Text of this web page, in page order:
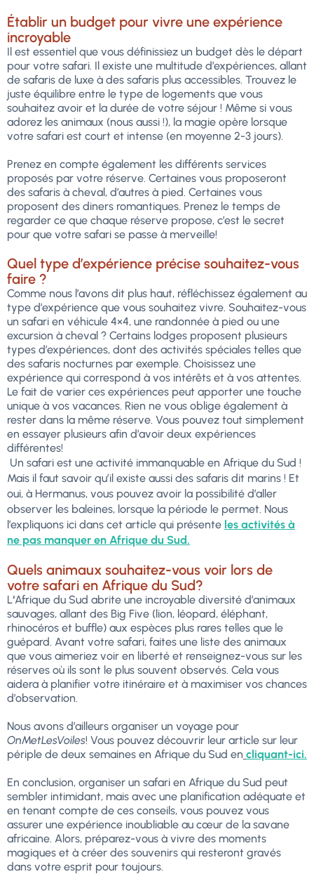
Établir un budget pour vivre une expérience
incroyable
Il est essentiel que vous définissiez un budget dès le départ
pour votre safari. Il existe une multitude d’expériences, allant
de safaris de luxe à des safaris plus accessibles. Trouvez le
juste équilibre entre le type de logements que vous
souhaitez avoir et la durée de votre séjour ! Même si vous
adorez les animaux (nous aussi !), la magie opère lorsque
votre safari est court et intense (en moyenne 2-3 jours).
Prenez en compte également les différents services
proposés par votre réserve. Certaines vous proposeront
des safaris à cheval, d’autres à pied. Certaines vous
proposent des diners romantiques. Prenez le temps de
regarder ce que chaque réserve propose, c’est le secret
pour que votre safari se passe à merveille!
Quel type d’expérience précise souhaitez-vous
faire ?
Comme nous l’avons dit plus haut, réfléchissez également au
type d’expérience que vous souhaitez vivre. Souhaitez-vous
un safari en véhicule 4×4, une randonnée à pied ou une
excursion à cheval ? Certains lodges proposent plusieurs
types d’expériences, dont des activités spéciales telles que
des safaris nocturnes par exemple. Choisissez une
expérience qui correspond à vos intérêts et à vos attentes.
Le fait de varier ces expériences peut apporter une touche
unique à vos vacances. Rien ne vous oblige également à
rester dans la même réserve. Vous pouvez tout simplement
en essayer plusieurs afin d’avoir deux expériences
différentes!
Un safari est une activité immanquable en Afrique du Sud !
Mais il faut savoir qu’il existe aussi des safaris dit marins ! Et
oui, à Hermanus, vous pouvez avoir la possibilité d’aller
observer les baleines, lorsque la période le permet. Nous
l’expliquons ici dans cet article qui présente les activités à
ne pas manquer en Afrique du Sud.
Quels animaux souhaitez-vous voir lors de
votre safari en Afrique du Sud?
L‘Afrique du Sud abrite une incroyable diversité d’animaux
sauvages, allant des Big Five (lion, léopard, éléphant,
rhinocéros et buffle) aux espèces plus rares telles que le
guépard. Avant votre safari, faites une liste des animaux
que vous aimeriez voir en liberté et renseignez-vous sur les
réserves où ils sont le plus souvent observés. Cela vous
aidera à planifier votre itinéraire et à maximiser vos chances
d’observation.
Nous avons d’ailleurs organiser un voyage pour
OnMetLesVoiles! Vous pouvez découvrir leur article sur leur
périple de deux semaines en Afrique du Sud en cliquant-ici.
En conclusion, organiser un safari en Afrique du Sud peut
sembler intimidant, mais avec une planification adéquate et
en tenant compte de ces conseils, vous pouvez vous
assurer une expérience inoubliable au cœur de la savane
africaine. Alors, préparez-vous à vivre des moments
magiques et à créer des souvenirs qui resteront gravés
dans votre esprit pour toujours.